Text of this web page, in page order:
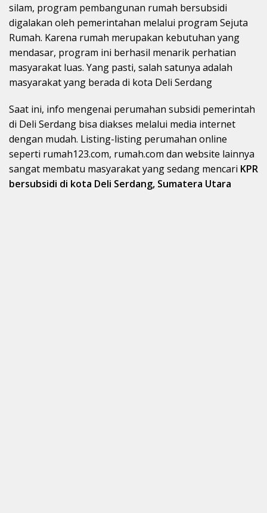
silam, program pembangunan rumah bersubsidi
digalakan oleh pemerintahan melalui program Sejuta
Rumah. Karena rumah merupakan kebutuhan yang
mendasar, program ini berhasil menarik perhatian
masyarakat luas. Yang pasti, salah satunya adalah
masyarakat yang berada di kota Deli Serdang
Saat ini, info mengenai perumahan subsidi pemerintah
di Deli Serdang bisa diakses melalui media internet
dengan mudah. Listing-listing perumahan online
seperti rumah123.com, rumah.com dan website lainnya
sangat membatu masyarakat yang sedang mencari KPR
bersubsidi di kota Deli Serdang, Sumatera Utara